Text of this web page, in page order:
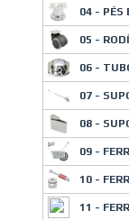
04 - PÉS
05 -
06 -
07 -
08 -
09 -
10 -
11 -